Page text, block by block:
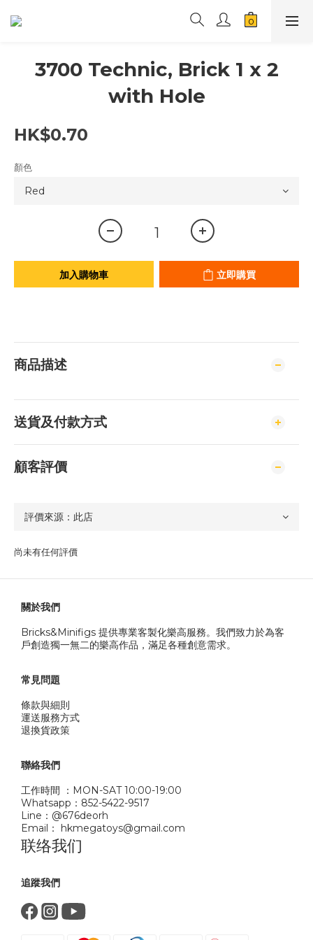
3700 Technic, Brick 1 x 2
with Hole
HK$0.70
顏色
加入購物車 立即購買
商品描述
送貨及付款方式
顧客評價
尚未有任何評價
關於我們
Bricks&Minifigs 提供專業客製化樂高服務。我們致力於為客
戶創造獨一無二的樂高作品，滿足各種創意需求。
常見問題
條款與細則
運送服務方式
退換貨政策
聯絡我們
工作時間 ：MON-SAT 10:00-19:00
Whatsapp：852-5422-9517
Line：@676deorh
Email： hkmegatoys@gmail.com
联络我们
追蹤我們